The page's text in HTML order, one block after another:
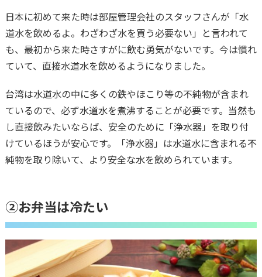
日本に初めて来た時は部屋管理会社のスタッフさんが「水
道水を飲めるよ。わざわざ水を買う必要ない」と言われて
も、最初から来た時さすがに飲む勇気がないです。今は慣れ
ていて、直接水道水を飲めるようになりました。
台湾は水道水の中に多くの鉄やほこり等の不純物が含まれ
ているので、必ず水道水を煮沸することが必要です。当然も
し直接飲みたいならば、安全のために「浄水器」を取り付
けているほうが安心です。「浄水器」は水道水に含まれる不
純物を取り除いて、より安全な水を飲められています。
②お弁当は冷たい